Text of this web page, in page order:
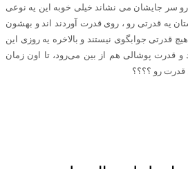
سر جایشان می نشاند خیلی خوبه این یه نوعی
یه قدرتی رو ، روی قدرت آوردند اند و بهشون
قدرتی جوابگوی نيستند و بالاخره یه روزی این
قدرت پوشالی هم از بین می‌رود، تا اون زمان
قدرت رو ؟؟؟؟